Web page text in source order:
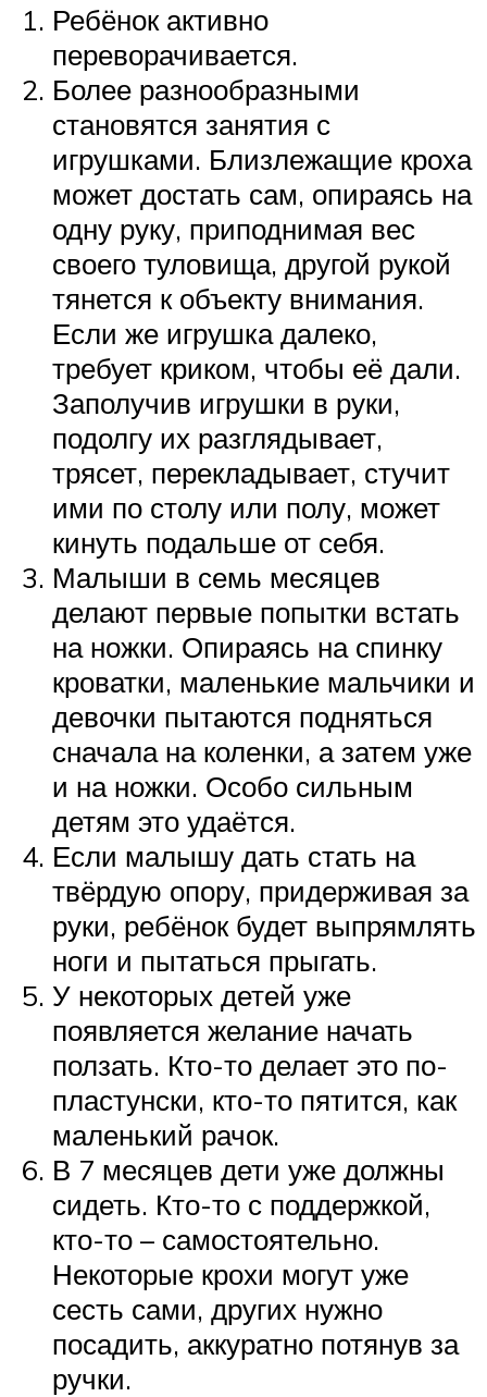
Ребёнок активно
переворачивается.
Более разнообразными
становятся занятия с
игрушками. Близлежащие кроха
может достать сам, опираясь на
одну руку, приподнимая вес
своего туловища, другой рукой
тянется к объекту внимания.
Если же игрушка далеко,
требует криком, чтобы её дали.
Заполучив игрушки в руки,
подолгу их разглядывает,
трясет, перекладывает, стучит
ими по столу или полу, может
кинуть подальше от себя.
Малыши в семь месяцев
делают первые попытки встать
на ножки. Опираясь на спинку
кроватки, маленькие мальчики и
девочки пытаются подняться
сначала на коленки, а затем уже
и на ножки. Особо сильным
детям это удаётся.
Если малышу дать стать на
твёрдую опору, придерживая за
руки, ребёнок будет выпрямлять
ноги и пытаться прыгать.
У некоторых детей уже
появляется желание начать
ползать. Кто-то делает это по-
пластунски, кто-то пятится, как
маленький рачок.
В 7 месяцев дети уже должны
сидеть. Кто-то с поддержкой,
кто-то – самостоятельно.
Некоторые крохи могут уже
сесть сами, других нужно
посадить, аккуратно потянув за
ручки.